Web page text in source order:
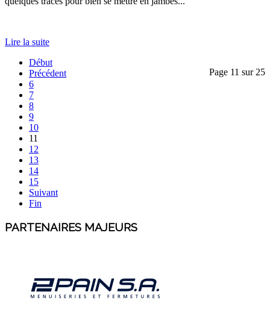
Lire la suite
Page 11 sur 25
Début
Précédent
6
7
8
9
10
11
12
13
14
15
Suivant
Fin
PARTENAIRES MAJEURS